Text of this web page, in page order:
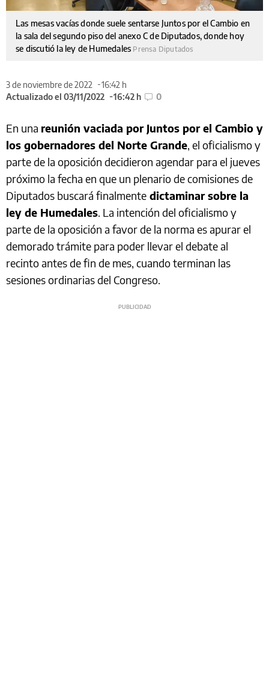
Las mesas vacías donde suele sentarse Juntos por el Cambio en
la sala del segundo piso del anexo C de Diputados, donde hoy
se discutió la ley de Humedales Prensa Diputados
3 de noviembre de 2022
16:42 h
Actualizado el 03/11/2022
16:42 h 0
En una reunión vaciada por Juntos por el Cambio y
los gobernadores del Norte Grande, el oficialismo y
parte de la oposición decidieron agendar para el jueves
próximo la fecha en que un plenario de comisiones de
Diputados buscará finalmente dictaminar sobre la
ley de Humedales. La intención del oficialismo y
parte de la oposición a favor de la norma es apurar el
demorado trámite para poder llevar el debate al
recinto antes de fin de mes, cuando terminan las
sesiones ordinarias del Congreso.